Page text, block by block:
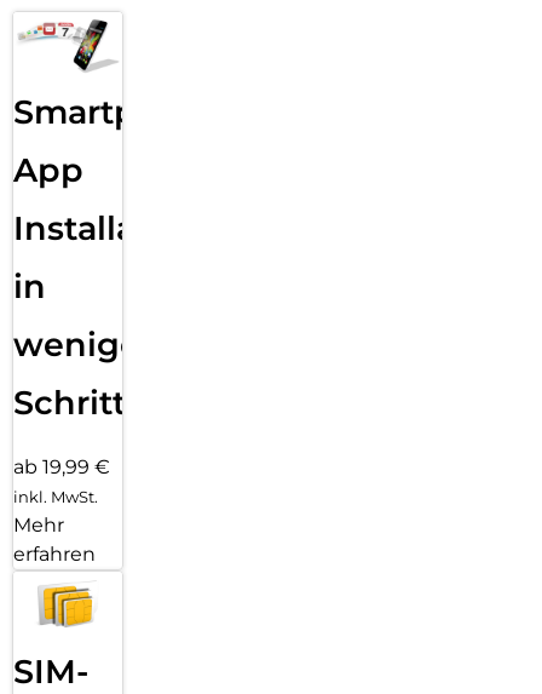
Smartphone
App
Installation
in
wenigen
Schritten
ab 19,99 €
inkl. MwSt.
Mehr
erfahren
SIM-